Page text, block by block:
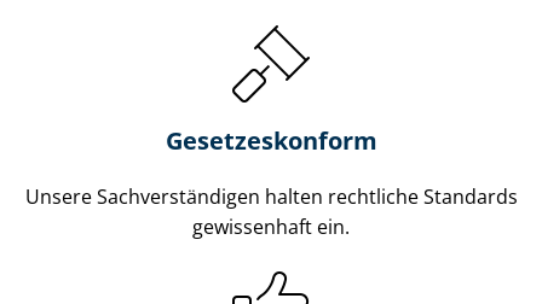
Gesetzes­konform
Unsere Sach­ver­stän­di­gen halten rechtliche Standards
gewissenhaft ein.